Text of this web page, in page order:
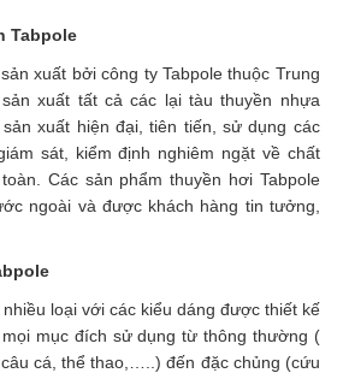
Tabpole
xuất bởi công ty Tabpole thuộc Trung
xuất tất cả các lại tàu thuyền nhựa
xuất hiện đại, tiên tiến, sử dụng các
sát, kiểm định nghiêm ngặt về chất
Các sản phẩm thuyền hơi Tabpole
ngoài và được khách hàng tin tưởng,
loại với các kiểu dáng được thiết kế
mục đích sử dụng từ thông thường (
cá, thể thao,…..) đến đặc chủng (cứu